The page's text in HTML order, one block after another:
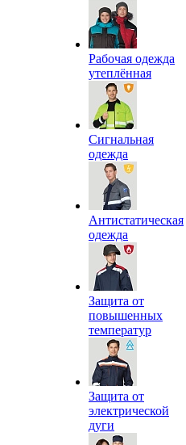
Рабочая одежда
утеплённая
Сигнальная
одежда
Антистатическая
одежда
Защита от
повышенных
температур
Защита от
электрической
дуги